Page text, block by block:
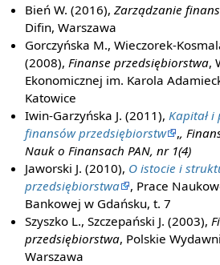
Bień W. (2016),Zarządzanie
Difin, Warszawa
Gorczyńska M., Wieczorek-
(2008), Finanse przedsiębiorstwa,
Ekonomicznej im. Karola
Katowice
Iwin-Garzyńska J. (2011), Kapitał
finansów przedsiębiorstw
,,
Nauk o Finansach PAN, nr 1(4)
Jaworski J. (2010), O istocie i
przedsiębiorstwa
, Prace
Bankowej w Gdańsku, t. 7
Szyszko L., Szczepański J. (2003),
przedsiębiorstwa, Polskie
Warszawa